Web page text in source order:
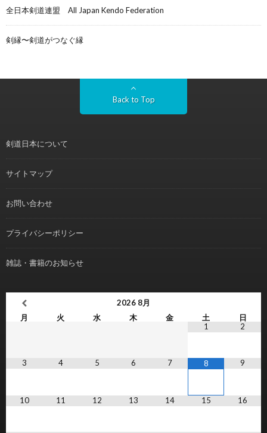
全日本剣道連盟 All Japan Kendo Federation
剣縁〜剣道がつなぐ縁
Back to Top
剣道日本について
サイトマップ
お問い合わせ
プライバシーポリシー
雑誌・書籍のお知らせ
2026 8月
月
火 水 木 金 土
日
1
2
3 4 5 6 7 8 9
10 11 12 13 14 15 16